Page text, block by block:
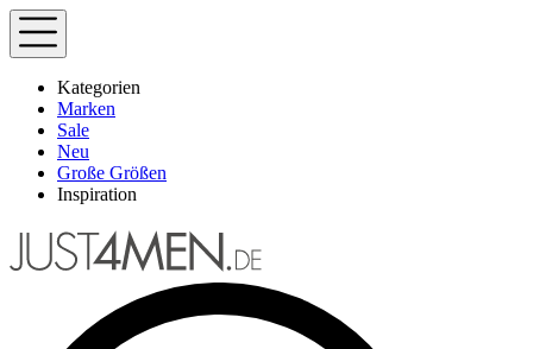
Kategorien
Marken
Sale
Neu
Große Größen
Inspiration